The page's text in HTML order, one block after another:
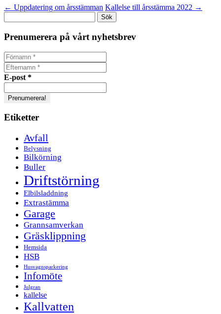
← Uppdatering om årsstämman Kallelse till årsstämma 2022 →
efter:
Prenumerera på vårt nyhetsbrev
E-post *
Etiketter
Avfall
Belysning
Bilkörning
Buller
Driftstörning
Elbilsladdning
Extrastämma
Garage
Grannsamverkan
Gräsklippning
Hemsida
HSB
Husvagnsparkering
Infomöte
Julgran
kallelse
Kallvatten